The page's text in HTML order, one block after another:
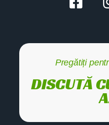
Pregătiți
DISCUTĂ